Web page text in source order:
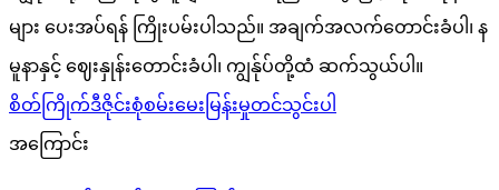
များ ပေးအပ်ရန် ကြိုးပမ်းပါသည်။ အချက်အလက်တောင်းခံပါ၊ န
မူနာနှင့် ဈေးနှုန်းတောင်းခံပါ၊ ကျွန်ုပ်တို့ထံ ဆက်သွယ်ပါ။
စိတ်ကြိုက်ဒီဇိုင်းစုံစမ်းမေးမြန်းမှုတင်သွင်းပါ
အကြောင်း